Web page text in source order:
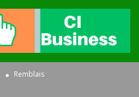
Remblais